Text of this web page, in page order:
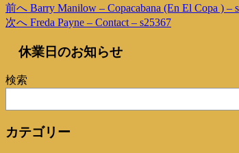
投
稿
ナ
ビ
シ
過
去
前へ Barry Manilow – Copacabana (En El Copa ) –
次
次へ Freda Payne – Contact – s25367
休業日のお知らせ
検索
カテゴリー